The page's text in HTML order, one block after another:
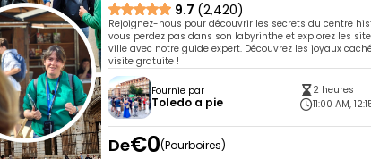
9.7 (2,420)
Rejoignez-nous pour découvrir les secrets du centre
vous perdez pas dans son labyrinthe et explorez les
ville avec notre guide expert. Découvrez les joyaux
visite gratuite !
Fournie par
Toledo a pie
2 heures
11:00 AM,
De€0 Pourboires